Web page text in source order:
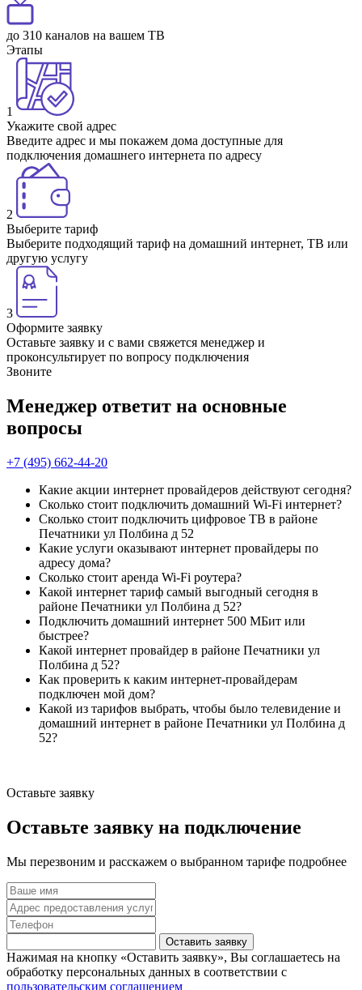
до 310 каналов на вашем ТВ
Этапы
1
Укажите свой адрес
Введите адрес и мы покажем дома доступные для
подключения домашнего интернета по адресу
2
Выберите тариф
Выберите подходящий тариф на домашний интернет, ТВ или
другую услугу
3
Оформите заявку
Оставьте заявку и с вами свяжется менеджер и
проконсультирует по вопросу подключения
Звоните
Менеджер ответит на основные
вопросы
+7 (495) 662-44-20
Какие акции интернет провайдеров действуют сегодня?
Сколько стоит подключить домашний Wi-Fi интернет?
Сколько стоит подключить цифровое ТВ в районе
Печатники ул Полбина д 52
Какие услуги оказывают интернет провайдеры по
адресу дома?
Сколько стоит аренда Wi-Fi роутера?
Какой интернет тариф самый выгодный сегодня в
районе Печатники ул Полбина д 52?
Подключить домашний интернет 500 МБит или
быстрее?
Какой интернет провайдер в районе Печатники ул
Полбина д 52?
Как проверить к каким интернет-провайдерам
подключен мой дом?
Какой из тарифов выбрать, чтобы было телевидение и
домашний интернет в районе Печатники ул Полбина д
52?
Оставьте заявку
Оставьте заявку на подключение
Мы перезвоним и расскажем о выбранном тарифе подробнее
Оставить заявку
Нажимая на кнопку «Оставить заявку», Вы соглашаетесь на
обработку персональных данных в соответствии с
пользовательским соглашением